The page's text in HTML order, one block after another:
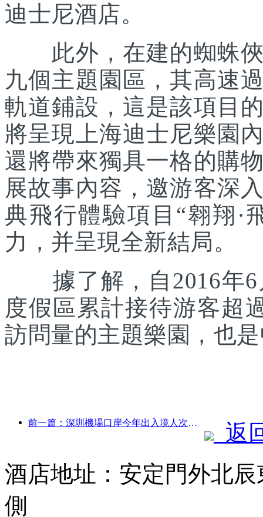
迪士尼酒店。
此外，在建的蜘蛛俠
九個主題園區，其高速
軌道鋪設，這是該項目
將呈現上海迪士尼樂園
還將帶來獨具一格的購
展故事內容，邀游客深
典飛行體驗項目“翱翔·
力，并呈現全新結局。
據了解，自2016年6
度假區累計接待游客超
訪問量的主題樂園，也
前一篇：深圳機場口岸今年出入境人次突破300萬，創歷史同期新高
返
酒店地址：安定門外北
側